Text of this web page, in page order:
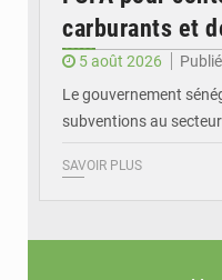
carburants et
5 août 2026
Le gouvernement
subventions au secteur
SAVOIR PLUS